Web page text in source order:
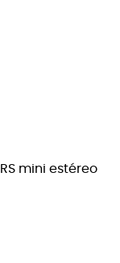
mini estéreo